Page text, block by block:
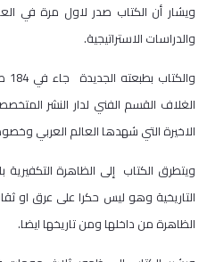
والدراسات الاستراتيجية.
الغلاف القسم الفني لدار النشر
الاخيرة التي شهدها العالم العربي
ويتطرق الكتاب إلى الظاهرة التكفيرية
التاريخية وهو ليس حكرا على عرق او
الظاهرة من داخلها ومن تاريخها ايضا.